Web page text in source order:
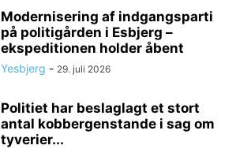
Modernisering af indgangsparti
på politigården i Esbjerg –
ekspeditionen holder åbent
Yesbjerg - 29. juli 2026
Politiet har beslaglagt et stort
antal kobbergenstande i sag om
tyverier...